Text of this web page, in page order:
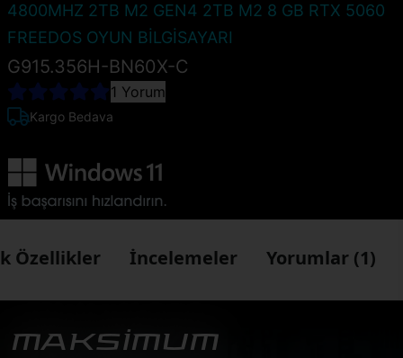
4800MHZ 2TB M2 GEN4 2TB M2 8 GB RTX 5060
FREEDOS OYUN BİLGİSAYARI
G915.356H-BN60X-C
1 Yorum
Kargo Bedava
Özellikler İncelemeler Yorumlar (1)
MAKSİMUM